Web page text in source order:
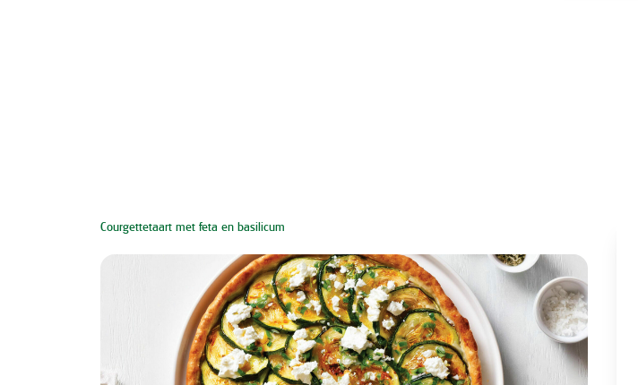
Courgettetaart met feta en basilicum